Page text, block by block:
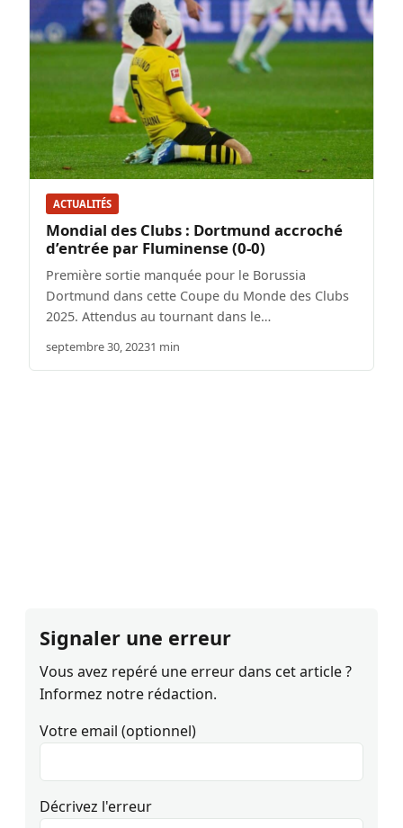
ACTUALITÉS
Mondial des Clubs : Dortmund accroché
d’entrée par Fluminense (0-0)
Première sortie manquée pour le Borussia
Dortmund dans cette Coupe du Monde des Clubs
2025. Attendus au tournant dans le…
septembre 30, 20231 min
Signaler une erreur
Vous avez repéré une erreur dans cet article ?
Informez notre rédaction.
Votre email (optionnel)
Décrivez l'erreur